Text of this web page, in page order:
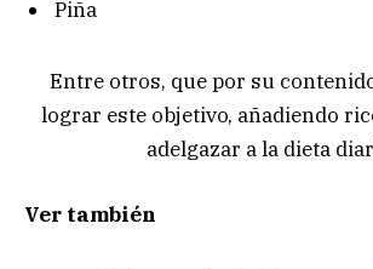
Piña
Entre otros, que por su
lograr este objetivo, añadiendo
adelgazar a la dieta
Ver también